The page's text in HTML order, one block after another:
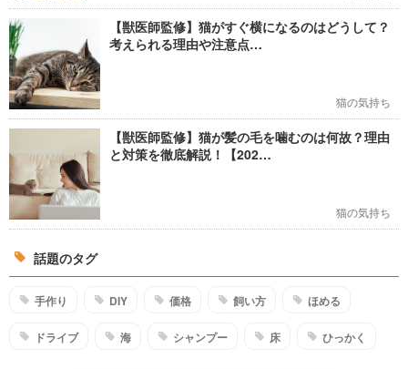
【獣医師監修】猫がすぐ横になるのはどうして？
考えられる理由や注意点…
猫の気持ち
【獣医師監修】猫が髪の毛を噛むのは何故？理由
と対策を徹底解説！【202…
猫の気持ち
話題のタグ
手作り DIY 価格 飼い方 ほめる
ドライブ 海 シャンプー 床 ひっかく